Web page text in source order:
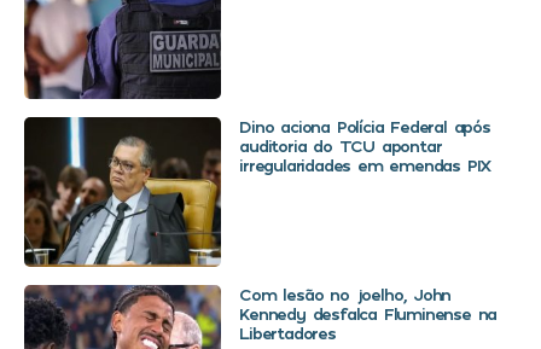
Dino aciona Polícia Federal após
auditoria do TCU apontar
irregularidades em emendas PIX
Com lesão no joelho, John
Kennedy desfalca Fluminense na
Libertadores